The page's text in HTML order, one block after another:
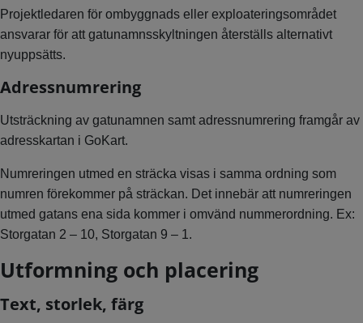
Projektledaren för ombyggnads eller exploateringsområdet
ansvarar för att gatunamnsskyltningen återställs alternativt
nyuppsätts.
Adressnumrering
Utsträckning av gatunamnen samt adressnumrering framgår av
adresskartan i GoKart.
Numreringen utmed en sträcka visas i samma ordning som
numren förekommer på sträckan. Det innebär att numreringen
utmed gatans ena sida kommer i omvänd nummerordning. Ex:
Storgatan 2 – 10, Storgatan 9 – 1.
Utformning och placering
Text, storlek, färg